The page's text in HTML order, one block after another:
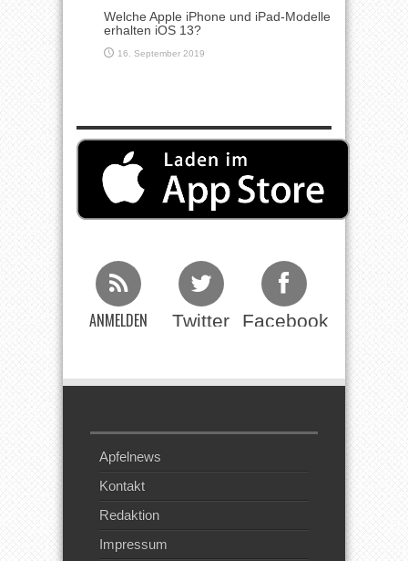
Welche Apple iPhone und iPad-Modelle
erhalten iOS 13?
16. September 2019
ANMELDEN Twitter Facebook
Apfelnews
Kontakt
Redaktion
Impressum